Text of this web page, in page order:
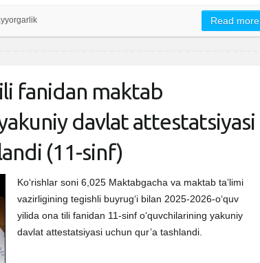
Read more
fanidan maktab
davlat attestatsiyasi
(11-sinf)
Ko‘rishlar soni 6,025 Maktabgacha va maktab taʼlimi
vazirligining tegishli buyrugʻi bilan 2025-2026-oʻquv
yilida ona tili fanidan 11-sinf o‘quvchilarining yakuniy
davlat attestatsiyasi uchun qur’a tashlandi.